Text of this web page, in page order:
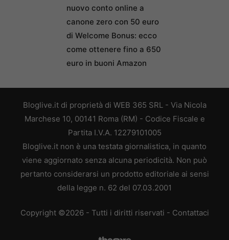
nuovo conto online a
canone zero con 50 euro
di Welcome Bonus: ecco
come ottenere fino a 650
euro in buoni Amazon
Bloglive.it di proprietà di WEB 365 SRL - Via Nicola
Marchese 10, 00141 Roma (RM) - Codice Fiscale e
Partita I.V.A. 12279101005
Bloglive.it non è una testata giornalistica, in quanto
viene aggiornato senza alcuna periodicità. Non può
pertanto considerarsi un prodotto editoriale ai sensi
della legge n. 62 del 07.03.2001
Copyright ©2026 - Tutti i diritti riservati - Contattaci